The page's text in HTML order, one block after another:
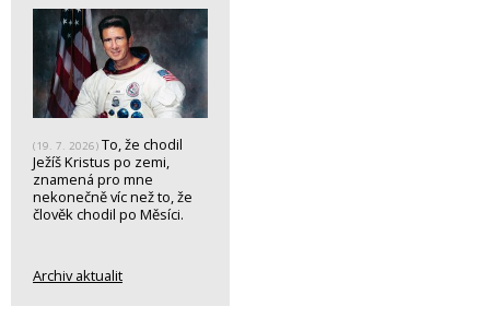
(19. 7. 2026) To, že chodil
Ježíš Kristus po zemi,
znamená pro mne
nekonečně víc než to, že
člověk chodil po Měsíci.
Archiv aktualit